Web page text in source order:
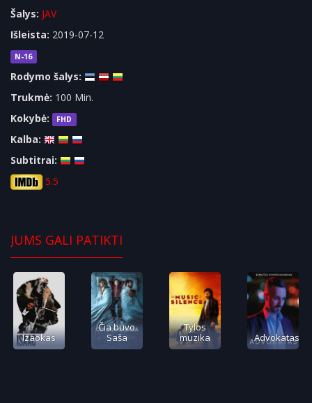
Šalys: JAV
Išleista: 2019-07-12
N-16
Rodymo šalys:
Trukmė: 100 Min.
Kokybė:
FHD
Kalba:
Subtitrai:
5.5
JUMS GALI PATIKTI
Izaokas
Čia buvo
Saša
Tylos
muzika
Advokatas